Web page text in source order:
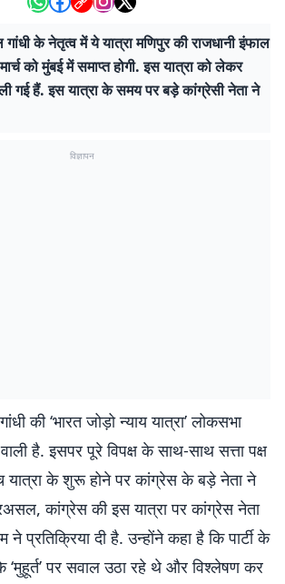
के नेतृत्व में ये यात्रा मणिपुर की राजधानी इंफाल
को मुंबई में समाप्त होगी. इस यात्रा को लेकर
ली गई हैं. इस यात्रा के समय पर बड़े कांग्रेसी नेता ने
विज्ञापन
की ‘भारत जोड़ो न्याय यात्रा’ लोकसभा
है. इसपर पूरे विपक्ष के साथ-साथ सत्ता पक्ष
यात्रा के शुरू होने पर कांग्रेस के बड़े नेता ने
कांग्रेस की इस यात्रा पर कांग्रेस नेता
ने प्रतिक्रिया दी है. उन्होंने कहा है कि पार्टी के
‘मुहूर्त’ पर सवाल उठा रहे थे और विश्लेषण कर